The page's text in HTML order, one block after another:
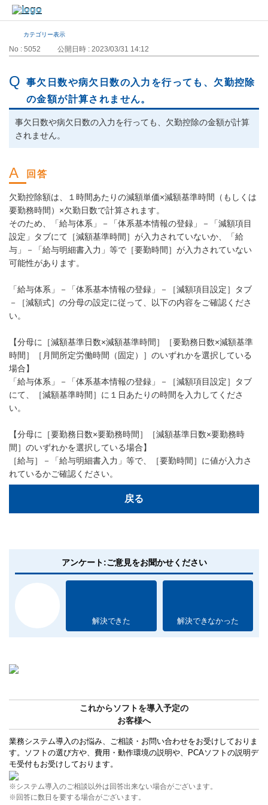
カテゴリー表示
No : 5052 公開日時 : 2023/03/31 14:12
事欠日数や病欠日数の入力を行っても、欠勤控除
の金額が計算されません。
事欠日数や病欠日数の入力を行っても、欠勤控除の金額が計算
されません。
欠勤控除額は、１時間あたりの減額単価×減額基準時間（もしくは
要勤務時間）×欠勤日数で計算されます。
そのため、「給与体系」－「体系基本情報の登録」－「減額項目
設定」タブにて［減額基準時間］が入力されていないか、「給
与」－「給与明細書入力」等で［要勤時間］が入力されていない
可能性があります。
「給与体系」－「体系基本情報の登録」－［減額項目設定］タブ
－［減額式］の分母の設定に従って、以下の内容をご確認くださ
い。
【分母に［減額基準日数×減額基準時間］［要勤務日数×減額基準
時間］［月間所定労働時間（固定）］のいずれかを選択している
場合】
「給与体系」－「体系基本情報の登録」－［減額項目設定］タブ
にて、［減額基準時間］に１日あたりの時間を入力してくださ
い。
【分母に［要勤務日数×要勤務時間］［減額基準日数×要勤務時
間］のいずれかを選択している場合】
［給与］－「給与明細書入力」等で、［要勤時間］に値が入力さ
れているかご確認ください。
戻る
アンケート:ご意見をお聞かせください
解決できた 解決できなかった
これからソフトを導入予定の
お客様へ
業務システム導入のお悩み、ご相談・お問い合わせをお受けしておりま
す。ソフトの選び方や、費用・動作環境の説明や、PCAソフトの説明デ
モ受付もお受けしております。
※システム導入のご相談以外は回答出来ない場合がございます。
※回答に数日を要する場合がございます。